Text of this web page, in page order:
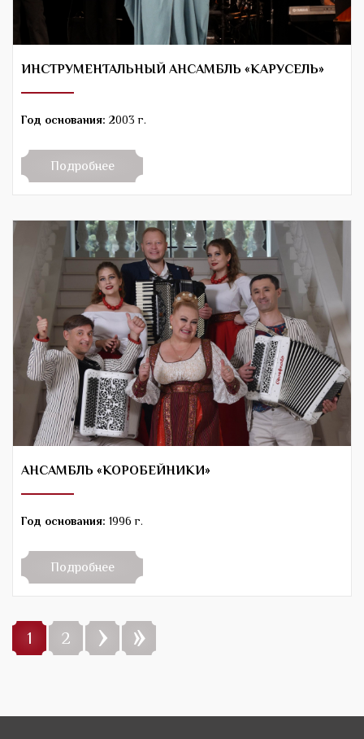
ИНСТРУМЕНТАЛЬНЫЙ АНСАМБЛЬ «КАРУСЕЛЬ»
Год основания: 2003 г.
Подробнее
АНСАМБЛЬ «КОРОБЕЙНИКИ»
Год основания: 1996 г.
Подробнее
1 2 › »